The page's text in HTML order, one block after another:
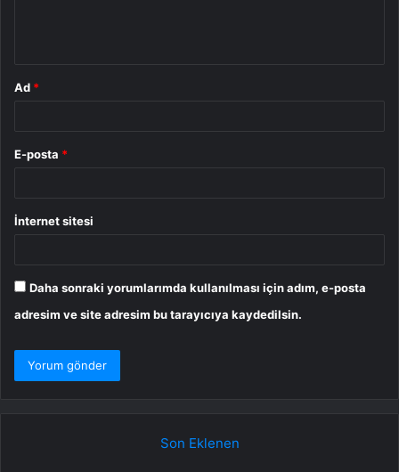
Ad *
E-posta *
İnternet sitesi
Daha sonraki yorumlarımda kullanılması için adım, e-posta
adresim ve site adresim bu tarayıcıya kaydedilsin.
Son Eklenen